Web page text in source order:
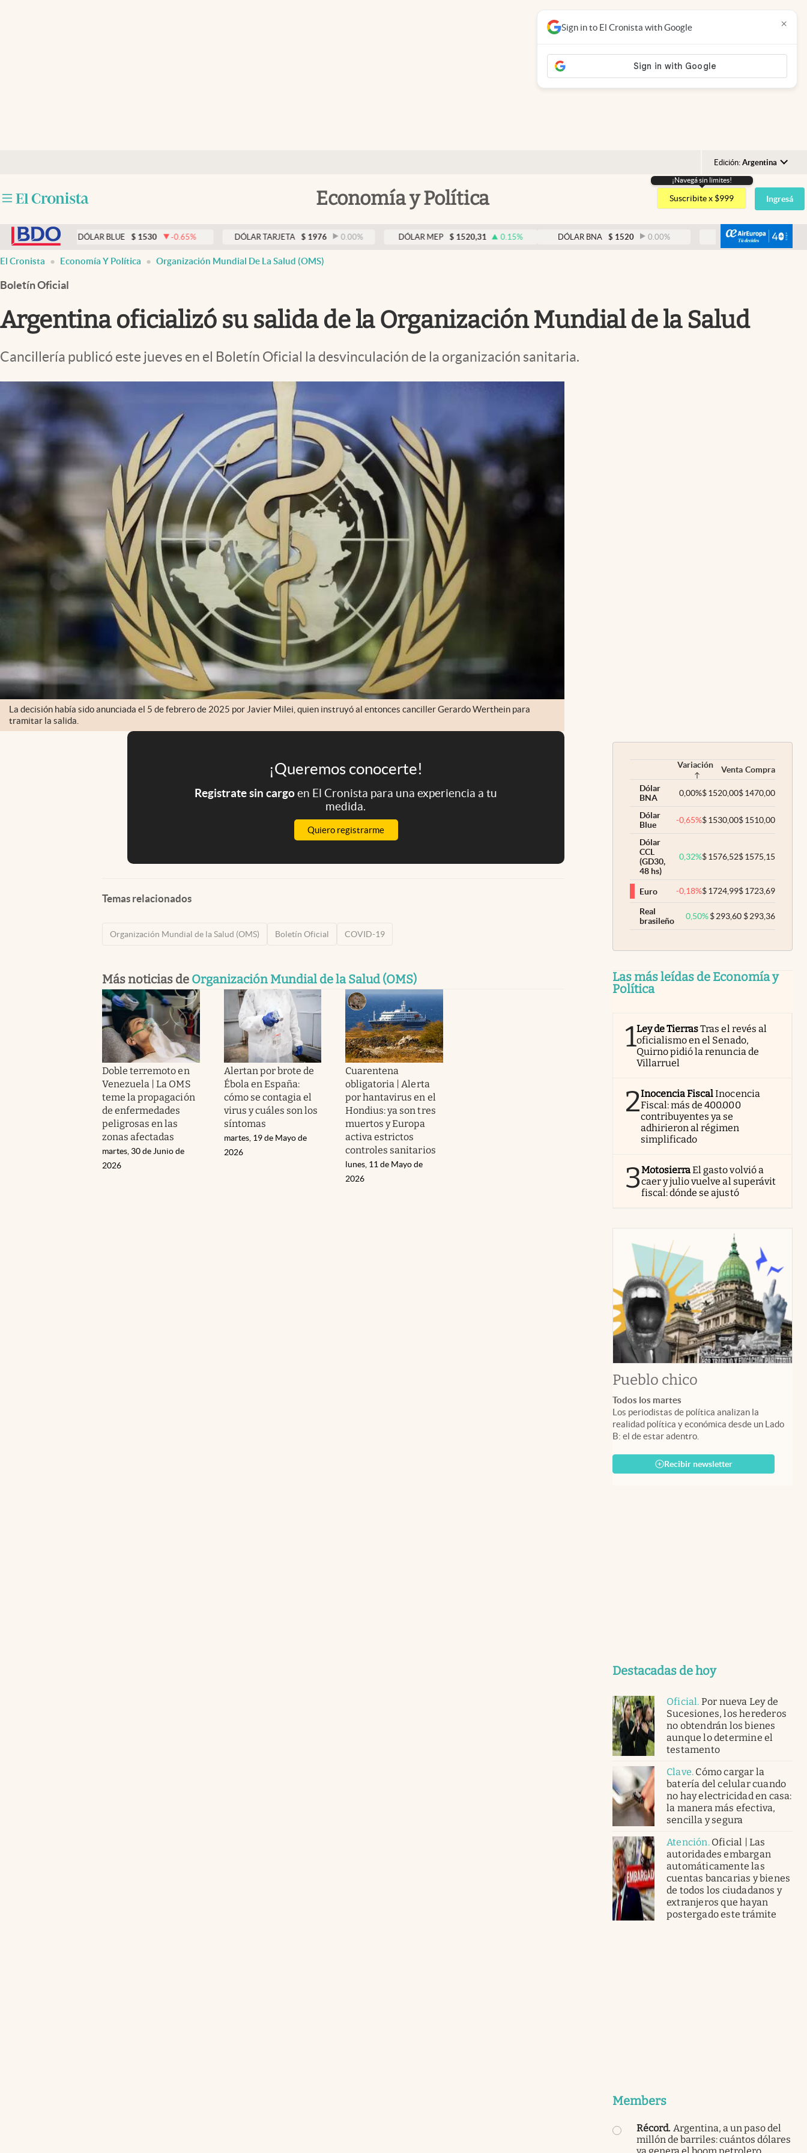
Edición: Argentina
Argentina
España
México
USA
Economía y Política
Otras secciones
Clima
Eventos Corporativos
El Cronista Studio
Mediakit
abre en nueva pestaña
¡Navegá sin limites!
Suscribite x $999 Ingresá
DÓLAR BLUE
$ 1530 -0.65 % DÓLAR TARJETA $ 1976 0.00% DÓLAR MEP $ 1520,31 0.15% DÓLAR BNA $ 1520 0.00% DÓLAR BLUE $ 1530 -0.65
Sign in to El Cronista with Google ×
El Cronista Economía Y Política Organización Mundial De La Salud (OMS)
Boletín Oficial
Argentina oficializó su salida de la Organización Mundial de la Salud
Cancillería publicó este jueves en el Boletín Oficial la desvinculación de la organización sanitaria.
La decisión había sido anunciada el 5 de febrero de 2025 por Javier Milei, quien instruyó al entonces canciller Gerardo Werthein para
tramitar la salida.
¡Queremos conocerte!
Registrate sin cargoen El Cronista para una experiencia a tu
medida.
Quiero registrarme
Temas relacionados
Organización Mundial de la Salud (OMS) Boletín Oficial COVID-19
Más noticias de Organización Mundial de la Salud (OMS)
Doble terremoto en
Venezuela | La OMS
teme la propagación
de enfermedades
peligrosas en las
zonas afectadas
martes, 30 de Junio de
2026
Alertan por brote de
Ébola en España:
cómo se contagia el
virus y cuáles son los
síntomas
martes, 19 de Mayo de
2026
Cuarentena
obligatoria | Alerta
por hantavirus en el
Hondius: ya son tres
muertos y Europa
activa estrictos
controles sanitarios
lunes, 11 de Mayo de
2026
Variación Venta Compra
Dólar
BNA
0,00%$1520,00$1470,00
Dólar
Blue
-0,65%$1530,00$1510,00
Dólar
CCL
(GD30,
48 hs)
0,32%$1576,52$1575,15
Euro -0,18%$1724,99$1723,69
Real
brasileño
0,50% $293,60 $293,36
Las más leídas de Economía y
Política
1Ley de TierrasTras el revés al
oficialismo en el Senado,
Quirno pidió la renuncia de
Villarruel
2Inocencia FiscalInocencia
Fiscal: más de 400.000
contribuyentes ya se
adhirieron al régimen
simplificado
3MotosierraEl gasto volvió a
caer y julio vuelve al superávit
fiscal: dónde se ajustó
Pueblo chico
Todos los martes
Los periodistas de política analizan la
realidad política y económica desde un Lado
B: el de estar adentro.
Recibir newsletter
Destacadas de hoy
Oficial. Por nueva Ley de
Sucesiones, los herederos
no obtendrán los bienes
aunque lo determine el
testamento
Clave. Cómo cargar la
batería del celular cuando
no hay electricidad en casa:
la manera más efectiva,
sencilla y segura
Atención. Oficial | Las
autoridades embargan
automáticamente las
cuentas bancarias y bienes
de todos los ciudadanos y
extranjeros que hayan
postergado este trámite
Members
Récord. Argentina, a un paso del
millón de barriles: cuántos dólares
ya genera el boom petrolero